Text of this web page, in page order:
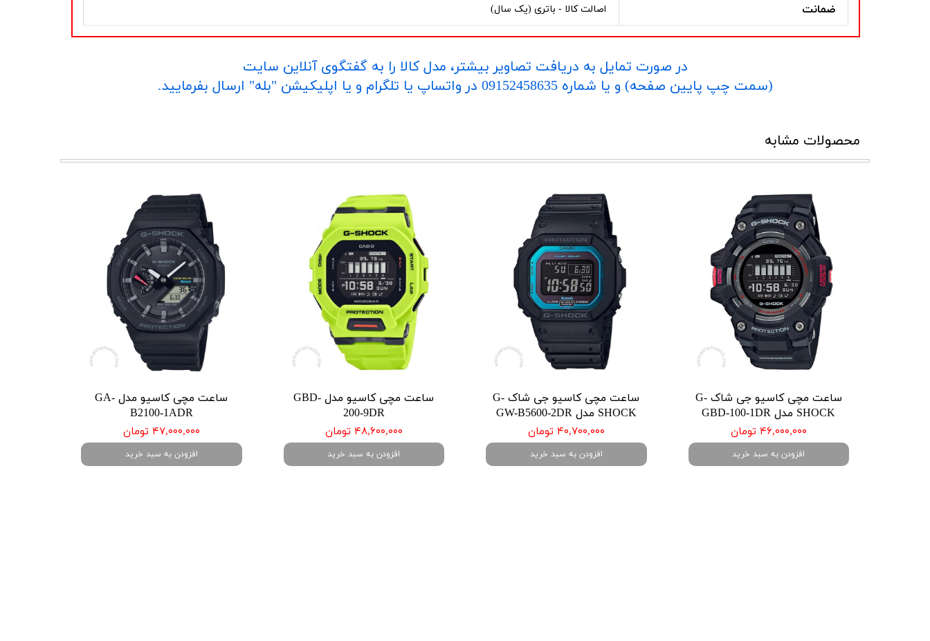
ضمانت اصالت کالا - باتری (یک سال)
در صورت تمایل به دریافت تصاویر بیشتر، مدل کالا را به گفتگوی آنلاین سایت
​​​​​​​(سمت چپ پایین صفحه) و یا شماره 09152458635 در واتساپ یا تلگرام و یا اپلیکیشن "بله" ارسال بفرمایید.
محصولات مشابه
ساعت مچی کاسیو جی شاک G-
SHOCK مدل GBD-100-1DR
۴۶,۰۰۰,۰۰۰ تومان
افزودن به سبد خرید
ساعت مچی کاسیو جی شاک G-
SHOCK مدل GW-B5600-2DR
۴۰,۷۰۰,۰۰۰ تومان
افزودن به سبد خرید
ساعت مچی کاسیو مدل GBD-
200-9DR
۴۸,۶۰۰,۰۰۰ تومان
افزودن به سبد خرید
ساعت مچی کاسیو مدل GA-
B2100-1ADR
۴۷,۰۰۰,۰۰۰ تومان
افزودن به سبد خرید